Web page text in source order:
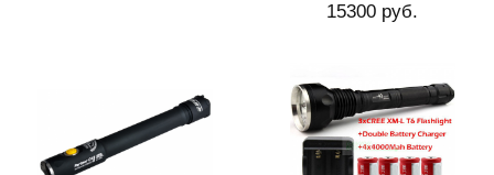
15300 руб.